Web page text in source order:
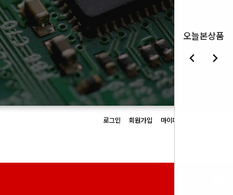
로그인 회원가입 마이페이지
오늘본상품